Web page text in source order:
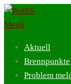
Zum
Inhalt
Menü
Aktuell
Brennpunkte
Problem